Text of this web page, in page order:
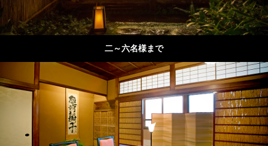
二～六名様まで